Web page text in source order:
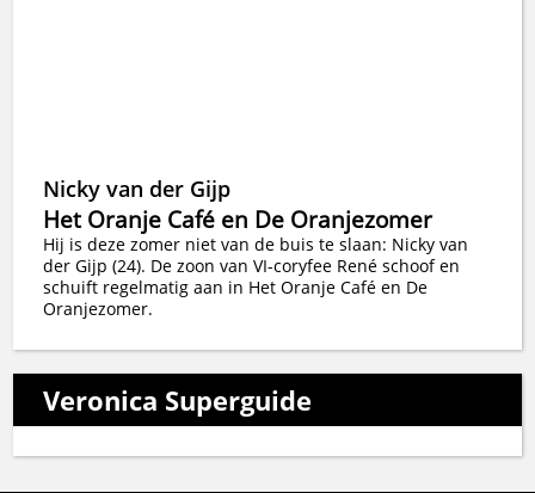
Nicky van der Gijp
Het Oranje Café en De Oranjezomer
Hij is deze zomer niet van de buis te slaan: Nicky van
der Gijp (24). De zoon van VI-coryfee René schoof en
schuift regelmatig aan in Het Oranje Café en De
Oranjezomer.
Veronica Superguide